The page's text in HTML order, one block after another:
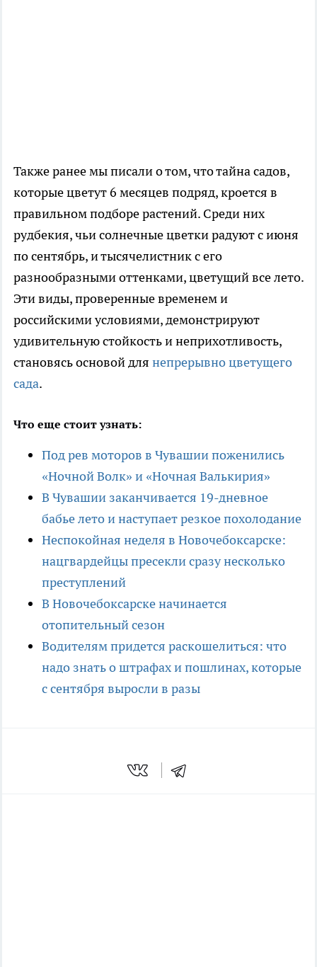
Также ранее мы писали о том, что тайна садов,
которые цветут 6 месяцев подряд, кроется в
правильном подборе растений. Среди них
рудбекия, чьи солнечные цветки радуют с июня
по сентябрь, и тысячелистник с его
разнообразными оттенками, цветущий все лето.
Эти виды, проверенные временем и
российскими условиями, демонстрируют
удивительную стойкость и неприхотливость,
становясь основой для непрерывно цветущего
сада.
Что еще стоит узнать:
Под рев моторов в Чувашии поженились
«Ночной Волк» и «Ночная Валькирия»
В Чувашии заканчивается 19-дневное
бабье лето и наступает резкое похолодание
Неспокойная неделя в Новочебоксарске:
нацгвардейцы пресекли сразу несколько
преступлений
В Новочебоксарске начинается
отопительный сезон
Водителям придется раскошелиться: что
надо знать о штрафах и пошлинах, которые
с сентября выросли в разы